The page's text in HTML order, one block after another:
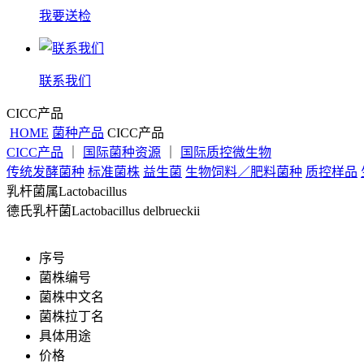
我要送检
联系我们
CICC产品
HOME 菌种产品 CICC产品
CICC产品
国际菌种资源
国际质控微生物
传统发酵菌种 标准菌株 益生菌 生物饲料／肥料菌种 质控样品
乳杆菌属Lactobacillus
德氏乳杆菌Lactobacillus delbrueckii
序号
菌株编号
菌株中文名
菌株拉丁名
具体用途
价格